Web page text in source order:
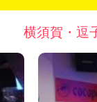
横須賀・逗